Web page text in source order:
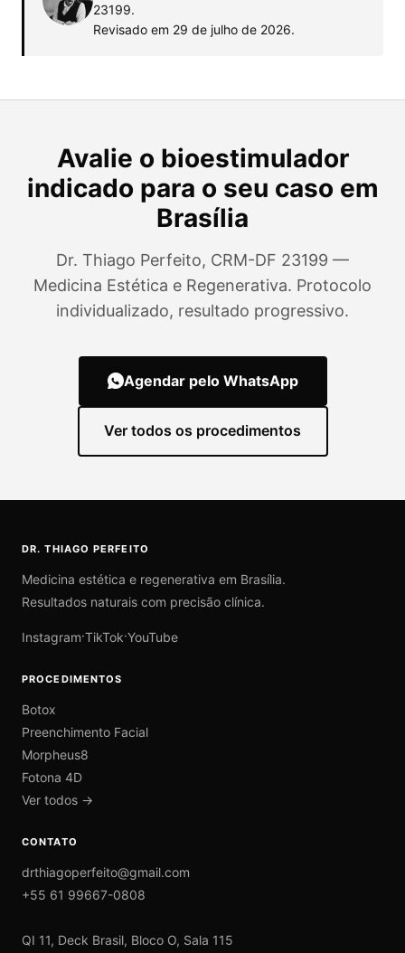
23199.
Revisado em 29 de julho de 2026.
Avalie o bioestimulador
indicado para o seu caso em
Brasília
Dr. Thiago Perfeito, CRM-DF 23199 —
Medicina Estética e Regenerativa. Protocolo
individualizado, resultado progressivo.
Agendar pelo WhatsApp
Ver todos os procedimentos
DR. THIAGO PERFEITO
Medicina estética e regenerativa em Brasília.
Resultados naturais com precisão clínica.
Instagram·TikTok·YouTube
PROCEDIMENTOS
Botox
Preenchimento Facial
Morpheus8
Fotona 4D
Ver todos →
CONTATO
drthiagoperfeito@gmail.com
+55 61 99667-0808
QI 11, Deck Brasil, Bloco O, Sala 115